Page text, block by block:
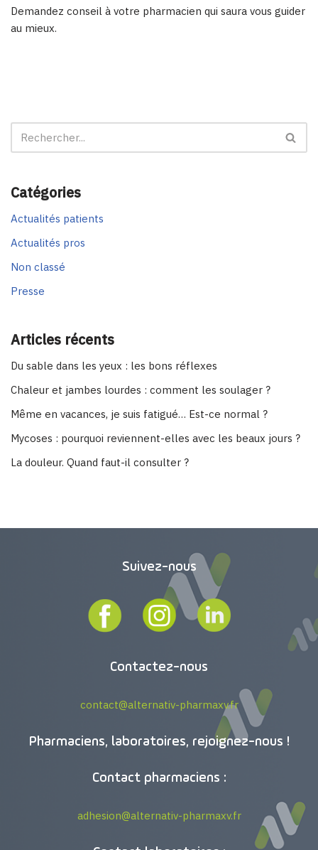
Demandez conseil à votre pharmacien qui saura vous guider
au mieux.
Catégories
Actualités patients
Actualités pros
Non classé
Presse
Articles récents
Du sable dans les yeux : les bons réflexes
Chaleur et jambes lourdes : comment les soulager ?
Même en vacances, je suis fatigué… Est-ce normal ?
Mycoses : pourquoi reviennent-elles avec les beaux jours ?
La douleur. Quand faut-il consulter ?
Suivez-nous
Contactez-nous
contact@alternativ-pharmaxv.fr
Pharmaciens, laboratoires, rejoignez-nous !
Contact pharmaciens :
adhesion@alternativ-pharmaxv.fr